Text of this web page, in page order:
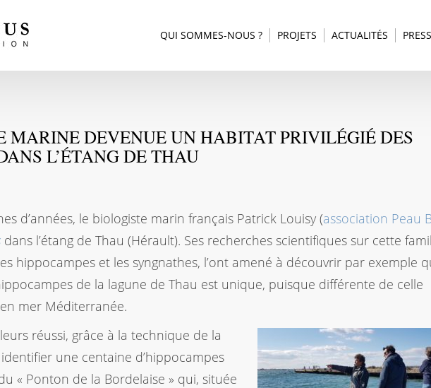
QUI SOMMES-NOUS ? PROJETS ACTUALITÉS
MARINE DEVENUE UN HABITAT PRIVILÉGIÉ DES
L’ÉTANG DE THAU
d’années, le biologiste marin français Patrick Louisy (association Peau
dans l’étang de Thau (Hérault). Ses recherches scientifiques sur cette
hippocampes et les syngnathes, l’ont amené à découvrir par exemple
de la lagune de Thau est unique, puisque différente de celle
mer Méditerranée.
réussi, grâce à la technique de la
une centaine d’hippocampes
« Ponton de la Bordelaise » qui, située